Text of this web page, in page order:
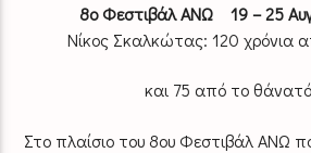
8ο Φεστιβάλ ΑΝΩ 19 – 25
Νίκος Σκαλκώτας: 120 χρόνια
και 75 από το
Στο πλαίσιο του 8ου Φεστιβάλ ΑΝΩ